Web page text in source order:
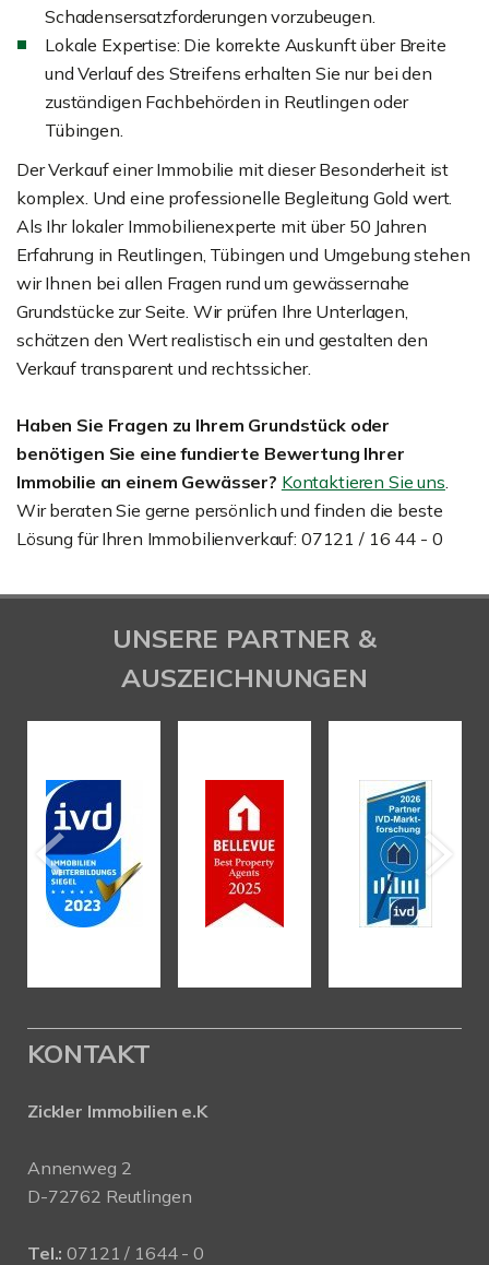
Schadensersatzforderungen vorzubeugen.
Lokale Expertise: Die korrekte Auskunft über Breite
und Verlauf des Streifens erhalten Sie nur bei den
zuständigen Fachbehörden in Reutlingen oder
Tübingen.
Der Verkauf einer Immobilie mit dieser Besonderheit ist
komplex. Und eine professionelle Begleitung Gold wert.
Als Ihr lokaler Immobilienexperte mit über 50 Jahren
Erfahrung in Reutlingen, Tübingen und Umgebung stehen
wir Ihnen bei allen Fragen rund um gewässernahe
Grundstücke zur Seite. Wir prüfen Ihre Unterlagen,
schätzen den Wert realistisch ein und gestalten den
Verkauf transparent und rechtssicher.
Haben Sie Fragen zu Ihrem Grundstück oder
benötigen Sie eine fundierte Bewertung Ihrer
Immobilie an einem Gewässer? Kontaktieren Sie uns.
Wir beraten Sie gerne persönlich und finden die beste
Lösung für Ihren Immobilienverkauf: 07121 / 16 44 - 0
UNSERE PARTNER &
AUSZEICHNUNGEN
KONTAKT
Zickler Immobilien e.K
Annenweg 2
D-72762 Reutlingen
Tel.: 07121 / 1644 - 0